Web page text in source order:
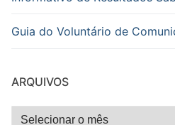
Guia do Voluntário de
ARQUIVOS
Arquivos